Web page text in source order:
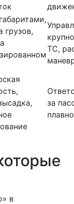
грузов,
ТС,
за
в